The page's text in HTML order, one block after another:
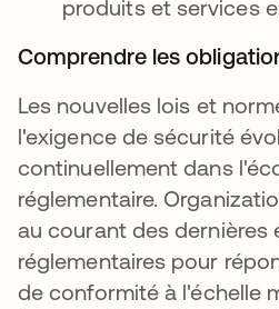
produits et services
Comprendre les
Les nouvelles lois et
l'exigence de sécurité
continuellement dans
réglementaire.
au courant des dernières
réglementaires pour
de conformité à l'échelle